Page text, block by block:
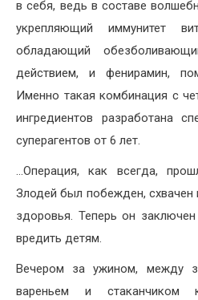
в себя, ведь в составе
укрепляющий иммунитет
обладающий
действием, и фенирамин,
Именно такая комбинация с
ингредиентов разработана
суперагентов от 6 лет.
…Операция, как всегда,
Злодей был побежден, схвачен
здоровья. Теперь он
вредить детям.
Вечером за ужином, между
вареньем и стаканчиком